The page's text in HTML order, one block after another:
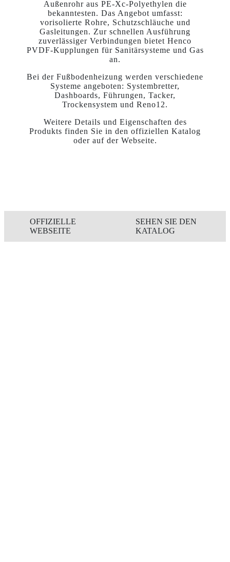
Außenrohr aus PE-Xc-Polyethylen die
bekanntesten. Das Angebot umfasst:
vorisolierte Rohre, Schutzschläuche und
Gasleitungen. Zur schnellen Ausführung
zuverlässiger Verbindungen bietet Henco
PVDF-Kupplungen für Sanitärsysteme und Gas
an.
Bei der Fußbodenheizung werden verschiedene
Systeme angeboten: Systembretter,
Dashboards, Führungen, Tacker,
Trockensystem und Reno12.
Weitere Details und Eigenschaften des
Produkts finden Sie in den offiziellen Katalog
oder auf der Webseite.
OFFIZIELLE
WEBSEITE
SEHEN SIE DEN
KATALOG